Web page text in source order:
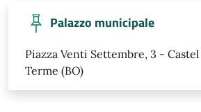
Palazzo municipale
Piazza Venti Settembre, 3 -
Terme (BO)